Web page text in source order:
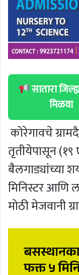
सातारा
मिळवा
कोरेगावचे
तृतीयेपासून
बैलगाड्यांच्या
मिनिस्टर आणि
मोठी मेजवानी